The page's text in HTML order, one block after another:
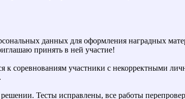
данных для оформления наградных
принять в ней участие!
к соревнованиям участники с некорректными
Тесты исправлены, все работы